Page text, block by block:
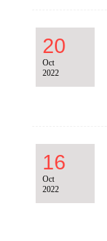
20
Oct
2022
16
Oct
2022